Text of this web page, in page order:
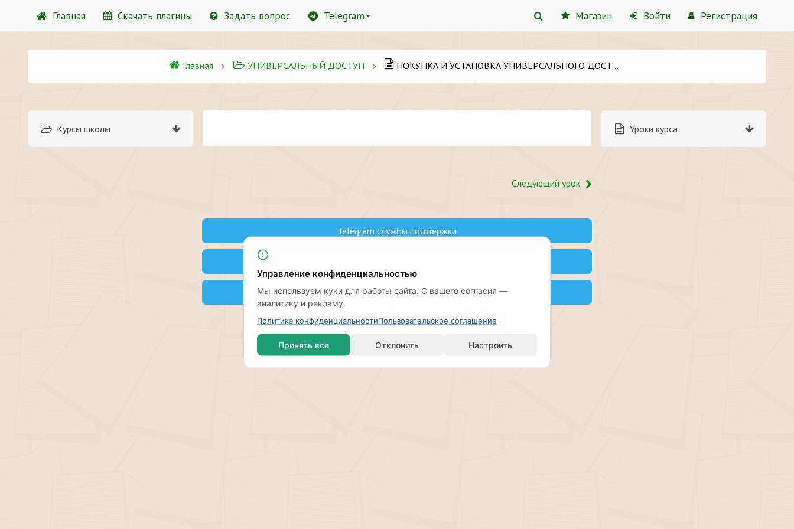
Главная Скачать плагины Задать вопрос Telegram Магазин Войти Регистрация
Главная УНИВЕРСАЛЬНЫЙ ДОСТУП ПОКУПКА И УСТАНОВКА УНИВЕРСАЛЬНОГО ДОСТУПА
Курсы школы
Следующий урок
Telegram службы поддержки
Новостной канал в Telegram
Уроки курса
Управление конфиденциальностью
Мы используем куки для работы сайта. С вашего согласия —
аналитику и рекламу.
Политика конфиденциальностиПользовательское соглашение
Принять все Отклонить Настроить